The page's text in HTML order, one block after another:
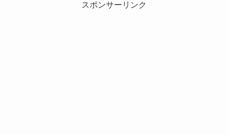
スポンサーリンク